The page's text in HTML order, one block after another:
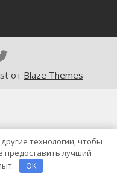
от Blaze Themes
технологии, чтобы
предоставить лучший
OK